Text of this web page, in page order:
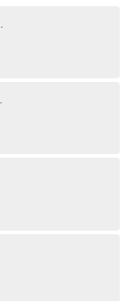
スショールーム］）
川ビル